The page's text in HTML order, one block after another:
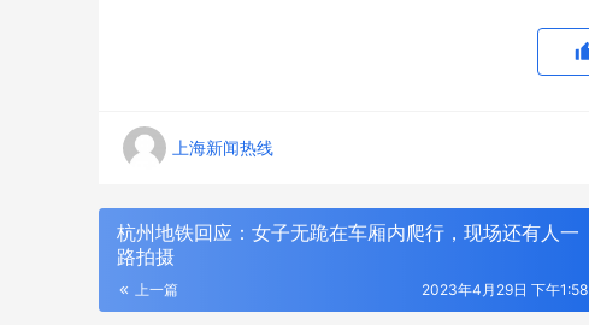
上海新闻热线
杭州地铁回应：女子无跪在车厢内爬行，现场还有人一
路拍摄
上一篇 2023年4月29日 下午1:58